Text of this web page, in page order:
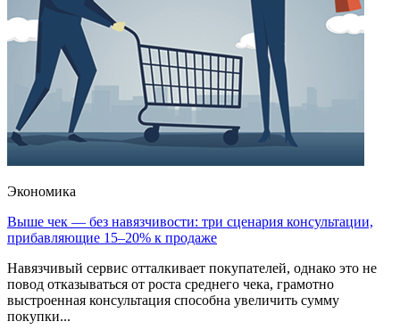
Экономика
Выше чек — без навязчивости: три сценария консультации,
прибавляющие 15–20% к продаже
Навязчивый сервис отталкивает покупателей, однако это не
повод отказываться от роста среднего чека, грамотно
выстроенная консультация способна увеличить сумму
покупки...